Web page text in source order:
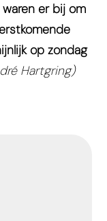
er bij om
op zondag
Hartgring)